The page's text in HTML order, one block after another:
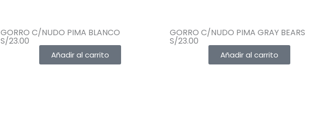
GORRO C/NUDO PIMA BLANCO
S/23.00
Añadir al carrito
GORRO C/NUDO PIMA GRAY BEARS
S/23.00
Añadir al carrito